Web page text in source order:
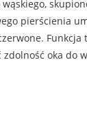
pierścienia
oka do